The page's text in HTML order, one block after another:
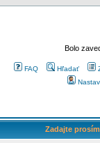
Bolo
FAQ Hľadať
Zadajte